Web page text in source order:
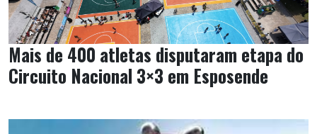
Mais de 400 atletas disputaram etapa do
Circuito Nacional 3×3 em Esposende